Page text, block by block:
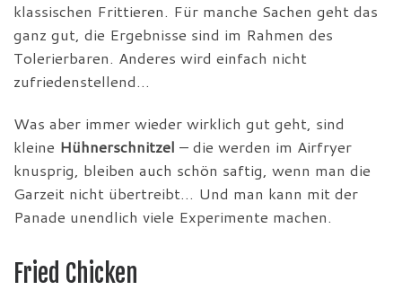
klassischen Frittieren. Für manche Sachen geht das
ganz gut, die Ergebnisse sind im Rahmen des
Tolerierbaren. Anderes wird einfach nicht
zufriedenstellend…
Was aber immer wieder wirklich gut geht, sind
kleine Hühnerschnitzel – die werden im Airfryer
knusprig, bleiben auch schön saftig, wenn man die
Garzeit nicht übertreibt… Und man kann mit der
Panade unendlich viele Experimente machen.
Fried Chicken